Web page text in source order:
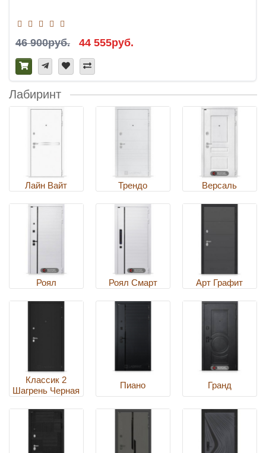
46 900руб. 44 555руб.
Лабиринт
Лайн Вайт Трендо Версаль
Роял Роял Смарт Арт Графит
Классик 2
Шагрень Черная
Пиано Гранд